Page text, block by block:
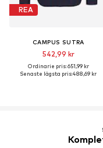
REA
CAMPUS SUTRA
542,99 kr
Ordinarie pris: 651,99 kr
Senaste lägsta pris:488,69 kr